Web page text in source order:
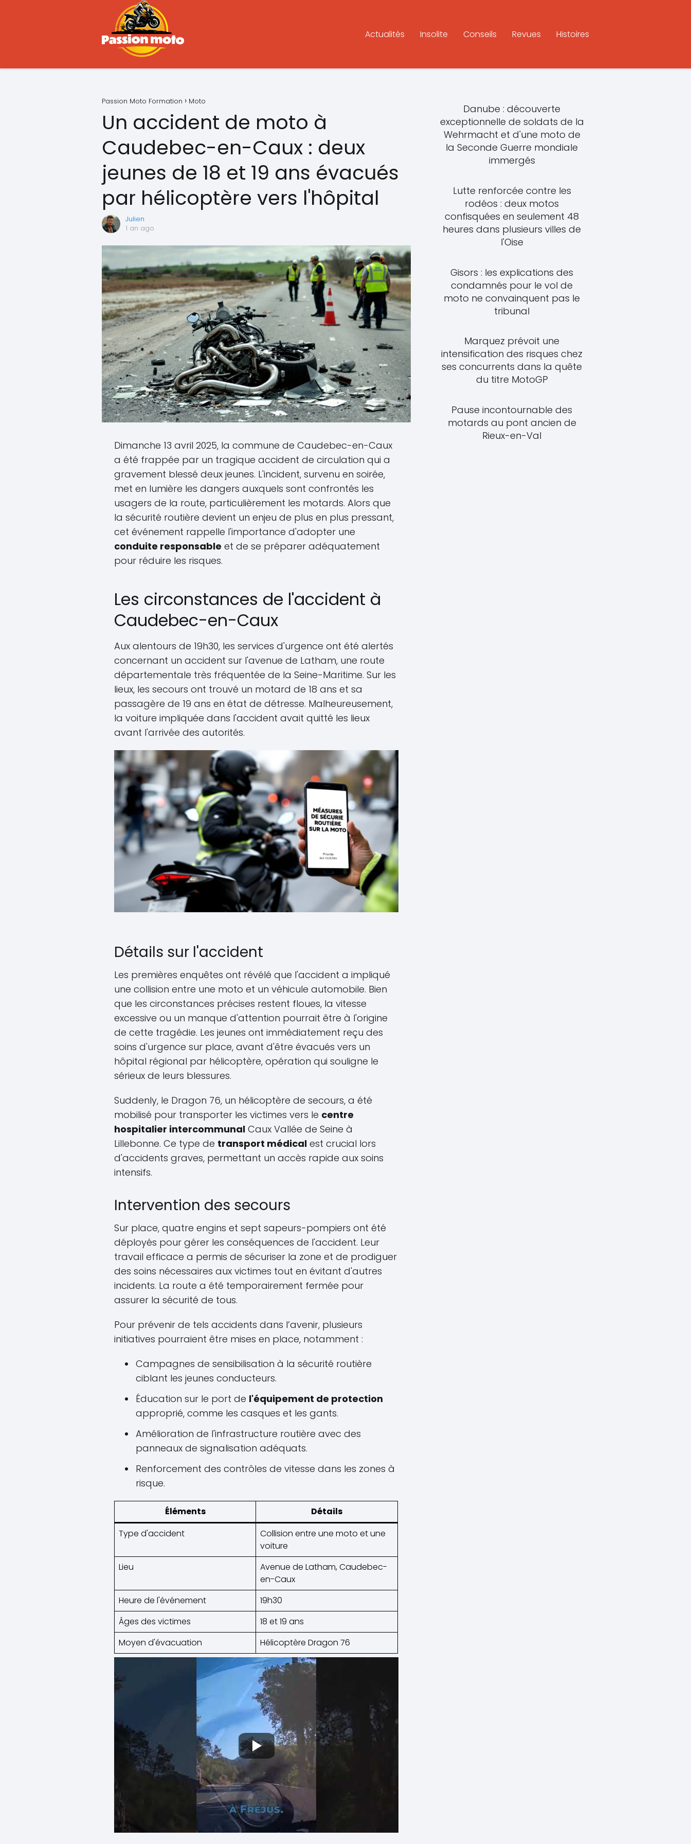
Actualités Insolite Conseils Revues Histoires
Passion Moto Formation Moto
Un accident de moto à
Caudebec-en-Caux : deux
jeunes de 18 et 19 ans évacués
par hélicoptère vers l'hôpital
Julien
1 an ago
Dimanche 13 avril 2025, la commune de Caudebec-en-Caux
a été frappée par un tragique accident de circulation qui a
gravement blessé deux jeunes. L'incident, survenu en soirée,
met en lumière les dangers auxquels sont confrontés les
usagers de la route, particulièrement les motards. Alors que
la sécurité routière devient un enjeu de plus en plus pressant,
cet événement rappelle l'importance d'adopter une
conduite responsable et de se préparer adéquatement
pour réduire les risques.
Les circonstances de l'accident à
Caudebec-en-Caux
Aux alentours de 19h30, les services d'urgence ont été alertés
concernant un accident sur l'avenue de Latham, une route
départementale très fréquentée de la Seine-Maritime. Sur les
lieux, les secours ont trouvé un motard de 18 ans et sa
passagère de 19 ans en état de détresse. Malheureusement,
la voiture impliquée dans l'accident avait quitté les lieux
avant l'arrivée des autorités.
Détails sur l'accident
Les premières enquêtes ont révélé que l'accident a impliqué
une collision entre une moto et un véhicule automobile. Bien
que les circonstances précises restent floues, la vitesse
excessive ou un manque d'attention pourrait être à l'origine
de cette tragédie. Les jeunes ont immédiatement reçu des
soins d'urgence sur place, avant d'être évacués vers un
hôpital régional par hélicoptère, opération qui souligne le
sérieux de leurs blessures.
Suddenly, le Dragon 76, un hélicoptère de secours, a été
mobilisé pour transporter les victimes vers le centre
hospitalier intercommunal Caux Vallée de Seine à
Lillebonne. Ce type de transport médical est crucial lors
d'accidents graves, permettant un accès rapide aux soins
intensifs.
Intervention des secours
Sur place, quatre engins et sept sapeurs-pompiers ont été
déployés pour gérer les conséquences de l'accident. Leur
travail efficace a permis de sécuriser la zone et de prodiguer
des soins nécessaires aux victimes tout en évitant d'autres
incidents. La route a été temporairement fermée pour
assurer la sécurité de tous.
Pour prévenir de tels accidents dans l’avenir, plusieurs
initiatives pourraient être mises en place, notamment :
Campagnes de sensibilisation à la sécurité routière
ciblant les jeunes conducteurs.
Éducation sur le port de l'équipement de protection
approprié, comme les casques et les gants.
Amélioration de l'infrastructure routière avec des
panneaux de signalisation adéquats.
Renforcement des contrôles de vitesse dans les zones à
risque.
Éléments
Détails
Type d'accident
Collision entre une moto et une
voiture
Lieu
Avenue de Latham, Caudebec-
en-Caux
Heure de l'événement
19h30
Âges des victimes
18 et 19 ans
Moyen d'évacuation
Hélicoptère Dragon 76
Danube : découverte
exceptionnelle de soldats de la
Wehrmacht et d'une moto de
la Seconde Guerre mondiale
immergés
Lutte renforcée contre les
rodéos : deux motos
confisquées en seulement 48
heures dans plusieurs villes de
l'Oise
Gisors : les explications des
condamnés pour le vol de
moto ne convainquent pas le
tribunal
Marquez prévoit une
intensification des risques chez
ses concurrents dans la quête
du titre MotoGP
Pause incontournable des
motards au pont ancien de
Rieux-en-Val